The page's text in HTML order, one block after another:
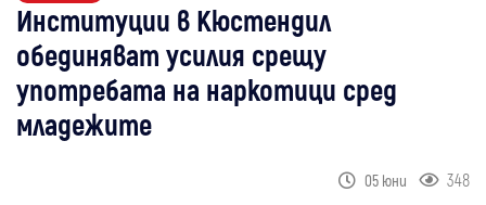
Институции в Кюстендил
обединяват усилия срещу
употребата на наркотици сред
младежите
05 юни 348